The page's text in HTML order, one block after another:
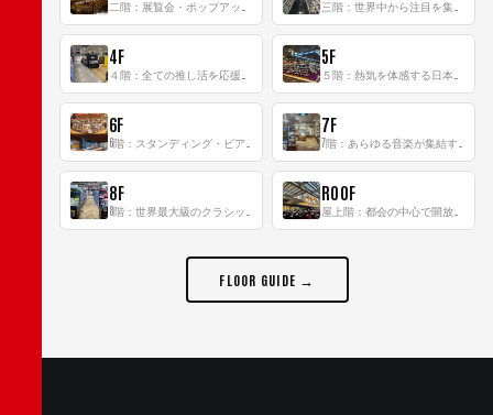
4F 5F
6F 7F
8F ROOF
FLOOR GUIDE →